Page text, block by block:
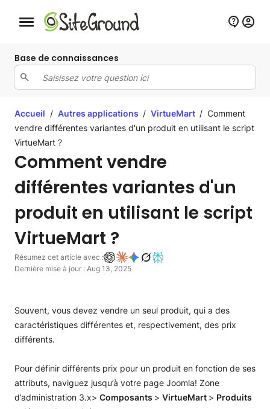
Bouton de navigation mobile
Base de connaissances
Accueil / Autres applications / VirtueMart / Comment
vendre différentes variantes d'un produit en utilisant le script
VirtueMart ?
Comment vendre
différentes variantes d'un
produit en utilisant le script
VirtueMart ?
Résumez cet article avec :
Dernière mise à jour : Aug 13, 2025
Souvent, vous devez vendre un seul produit, qui a des
caractéristiques différentes et, respectivement, des prix
différents.
Pour définir différents prix pour un produit en fonction de ses
attributs, naviguez jusqu’à votre page Joomla! Zone
d’administration 3.x> Composants > VirtueMart > Produits